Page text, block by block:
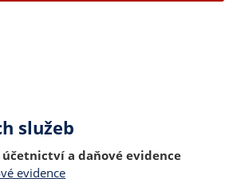
služeb
účetnictví a daňové evidence
evidence